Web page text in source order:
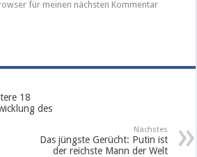
für meinen nächsten Kommentar
18
des
Nächstes
Das jüngste Gerücht: Putin ist
der reichste Mann der Welt